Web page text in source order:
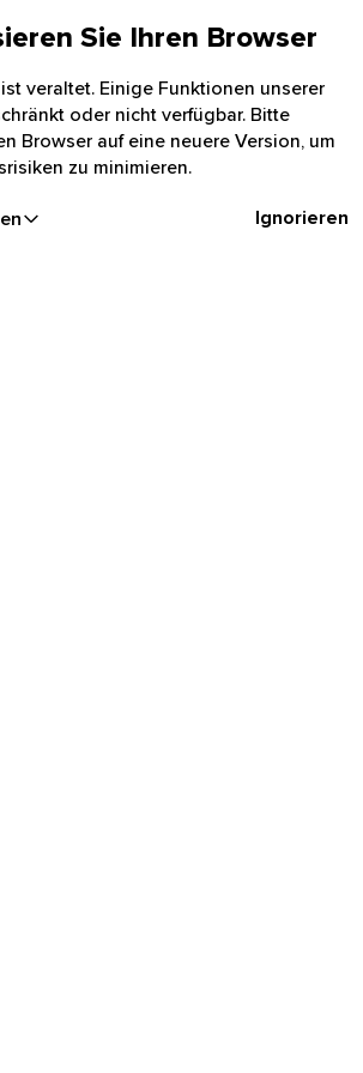
Sie Ihren Browser
veraltet. Einige Funktionen unserer
oder nicht verfügbar. Bitte
Browser auf eine neuere Version, um
zu minimieren.
Ignorieren